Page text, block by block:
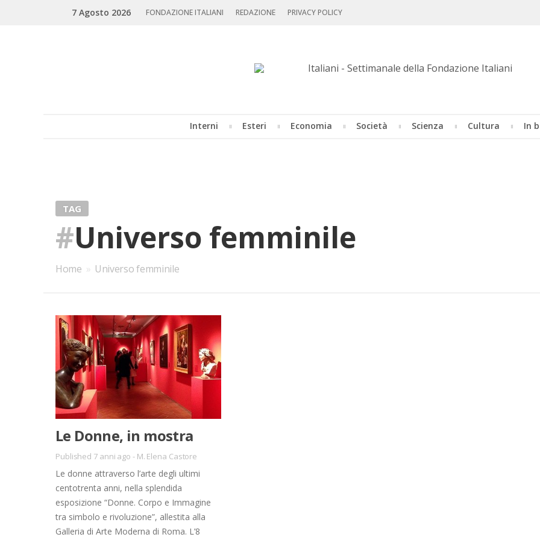
Search
7 Agosto 2026 FONDAZIONE ITALIANI REDAZIONE PRIVACY POLICY
Interni Esteri Economia Società Scienza Cultura In
TAG
#Universo femminile
Home » Universo femminile
Le Donne, in mostra
Published 7 anni ago - M. Elena Castore
Le donne attraverso l’arte degli ultimi
centotrenta anni, nella splendida
esposizione “Donne. Corpo e Immagine
tra simbolo e rivoluzione”, allestita alla
Galleria di Arte Moderna di Roma. L’8